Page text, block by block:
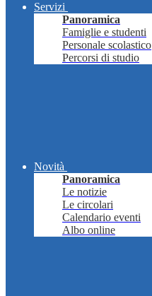
Servizi
Panoramica
Famiglie e studenti
Personale scolastico
Percorsi di studio
Novità
Panoramica
Le notizie
Le circolari
Calendario eventi
Albo online